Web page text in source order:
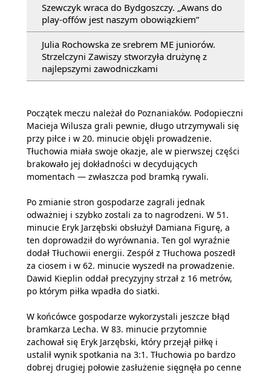
Szewczyk wraca do Bydgoszczy. „Awans do
play-offów jest naszym obowiązkiem”
Julia Rochowska ze srebrem ME juniorów.
Strzelczyni Zawiszy stworzyła drużynę z
najlepszymi zawodniczkami
Początek meczu należał do Poznaniaków. Podopieczni
Macieja Wilusza grali pewnie, długo utrzymywali się
przy piłce i w 20. minucie objęli prowadzenie.
Tłuchowia miała swoje okazje, ale w pierwszej części
brakowało jej dokładności w decydujących
momentach — zwłaszcza pod bramką rywali.
Po zmianie stron gospodarze zagrali jednak
odważniej i szybko zostali za to nagrodzeni. W 51.
minucie Eryk Jarzębski obsłużył Damiana Figurę, a
ten doprowadził do wyrównania. Ten gol wyraźnie
dodał Tłuchowii energii. Zespół z Tłuchowa poszedł
za ciosem i w 62. minucie wyszedł na prowadzenie.
Dawid Kieplin oddał precyzyjny strzał z 16 metrów,
po którym piłka wpadła do siatki.
W końcówce gospodarze wykorzystali jeszcze błąd
bramkarza Lecha. W 83. minucie przytomnie
zachował się Eryk Jarzębski, który przejął piłkę i
ustalił wynik spotkania na 3:1. Tłuchowia po bardzo
dobrej drugiej połowie zasłużenie sięgnęła po cenne